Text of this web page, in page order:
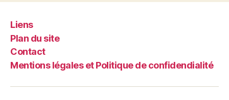
Liens
Plan du site
Contact
Mentions légales et Politique de confidendialité